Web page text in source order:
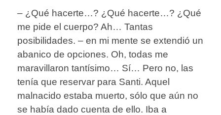
– ¿Qué hacerte…? ¿Qué hacerte…? ¿Qué
me pide el cuerpo? Ah… Tantas
posibilidades. – en mi mente se extendió un
abanico de opciones. Oh, todas me
maravillaron tantísimo… Sí… Pero no, las
tenía que reservar para Santi. Aquel
malnacido estaba muerto, sólo que aún no
se había dado cuenta de ello. Iba a